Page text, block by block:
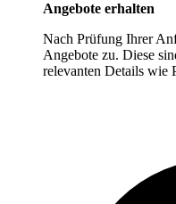
Angebote erhalten
Nach Prüfung Ihrer
Angebote zu. Diese
relevanten Details wie